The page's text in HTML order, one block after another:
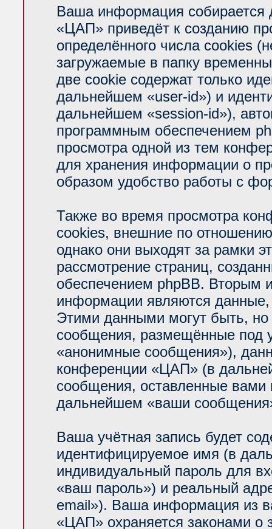
Ваша информация собирается
«ЦАП» приведёт к созданию
определённого числа cookies
загружаемые в папку
две cookie содержат только
дальнейшем «user-id») и
дальнейшем «session-id»),
программным обеспечением
просмотра одной из тем
для хранения информации о
образом удобство работы с
Также во время просмотра
cookies, внешние по
однако они выходят за рамки
рассмотрение страниц,
обеспечением phpBB. Вторым
информации являются
Этими данными могут быть,
сообщения, размещённые под
«анонимные сообщения»),
конференции «ЦАП» (в
сообщения, оставленные вами
дальнейшем «ваши
Ваша учётная запись будет
идентифицируемое имя (в
индивидуальный пароль для
«ваш пароль») и реальный
email»). Ваша информация из
«ЦАП» охраняется законами